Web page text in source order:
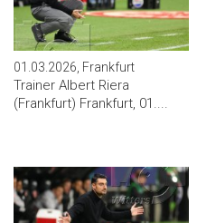
01.03.2026, Frankfurt
Trainer Albert Riera
(Frankfurt) Frankfurt, 01....